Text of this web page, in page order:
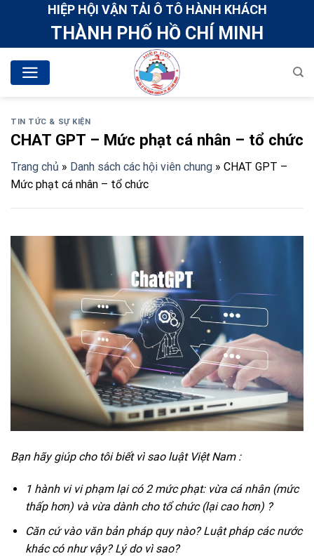
HIỆP HỘI VẬN TẢI Ô TÔ HÀNH KHÁCH
THÀNH PHỐ HỒ CHÍ MINH
TIN TỨC & SỰ KIỆN
CHAT GPT – Mức phạt cá nhân – tổ chức
Trang chủ » Danh sách các hội viên chung » CHAT GPT –
Mức phạt cá nhân – tổ chức
Bạn hãy giúp cho tôi biết vì sao luật Việt Nam :
1 hành vi vi phạm lại có 2 mức phạt: vừa cá nhân (mức
thấp hơn) và vừa dành cho tổ chức (lại cao hơn) ?
Căn cứ vào văn bản pháp quy nào? Luật pháp các nước
khác có như vậy? Lý do vì sao?